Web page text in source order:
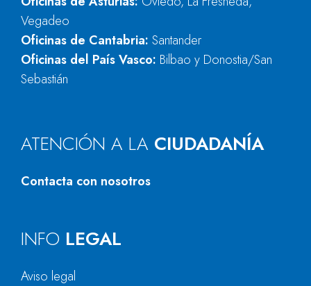
Vegadeo
Oficinas de Cantabria: Santander
Oficinas del País Vasco: Bilbao y Donostia/San
Sebastián
ATENCIÓN A LA CIUDADANÍA
Contacta con nosotros
INFO LEGAL
Aviso legal